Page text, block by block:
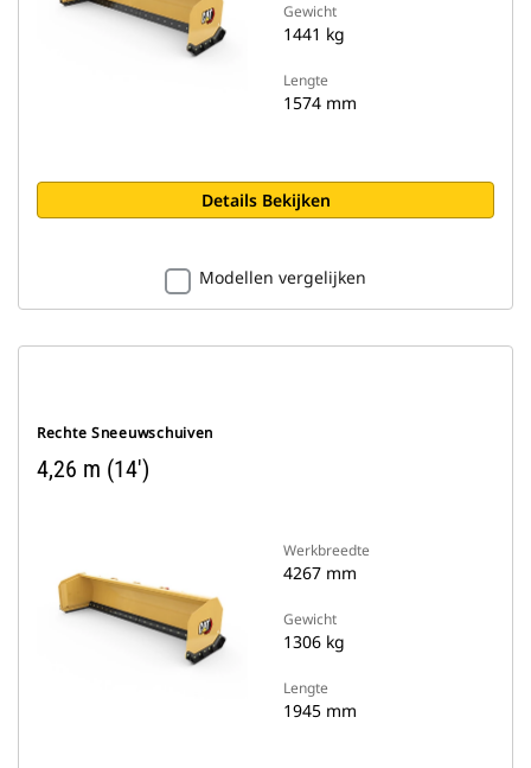
Gewicht
1441 kg
Lengte
1574 mm
Details Bekijken
Modellen vergelijken
Rechte Sneeuwschuiven
4,26 m (14')
Werkbreedte
4267 mm
Gewicht
1306 kg
Lengte
1945 mm